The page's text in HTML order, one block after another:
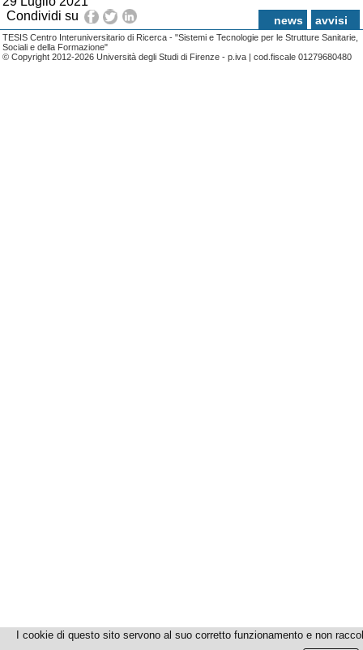
Condividi su
news avvisi
TESIS Centro Interuniversitario di Ricerca - "Sistemi e Tecnologie per le Strutture Sanitarie,
Sociali e della Formazione"
© Copyright 2012-2026 Università degli Studi di Firenze - p.iva | cod.fiscale 01279680480
I cookie di questo sito servono al suo corretto funzionamento e non